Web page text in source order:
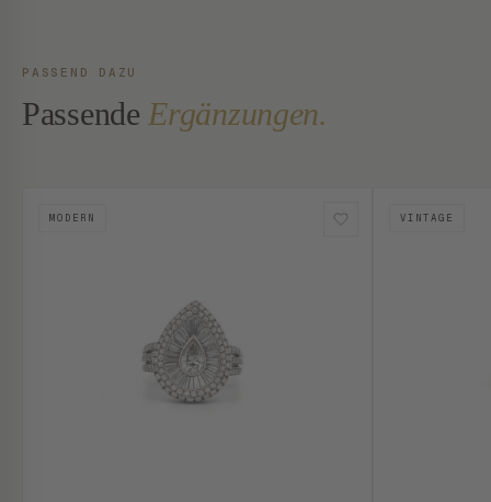
PASSEND DAZU
Passende Ergänzungen.
MODERN VINTAGE